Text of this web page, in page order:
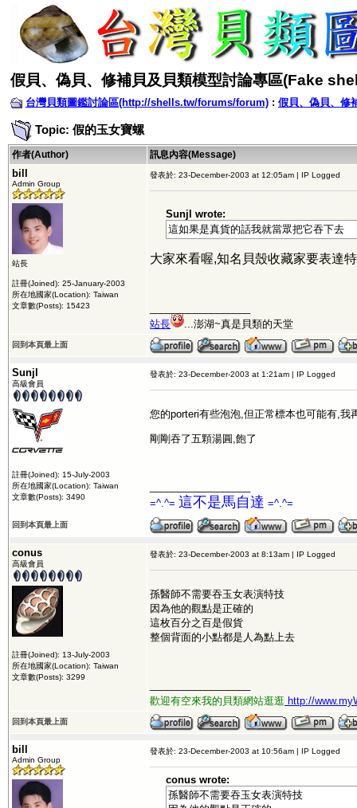
假貝、偽貝、修補貝及貝類模型討論專區(Fake
台灣貝類圖鑑討論區(http://shells.tw/forums/forum) : 假貝、偽貝、修
Topic: 假的玉女寶螺
作者(Author) 訊息內容(Message)
bill
Admin Group
站長
註冊(Joined): 25-January-2003
所在地國家(Location): Taiwan
文章數(Posts): 15423
發表於: 23-December-2003 at 12:05am | IP Logged
Sunjl wrote:
這如果是真貨的話我就當眾把它吞下去
大家來看喔,知名貝殼收藏家要表達
站長
...澎湖~真是貝類的天堂
回到本頁最上面
Sunjl
高級會員
註冊(Joined): 15-July-2003
所在地國家(Location): Taiwan
文章數(Posts): 3490
發表於: 23-December-2003 at 1:21am | IP Logged
您的porteri有些泡泡,但正常標本也可能有,
剛剛吞了五顆湯圓,飽了
=^.^= 這不是馬自達 =^.^=
回到本頁最上面
conus
高級會員
註冊(Joined): 13-July-2003
所在地國家(Location): Taiwan
文章數(Posts): 3299
發表於: 23-December-2003 at 8:13am | IP Logged
孫醫師不需要吞玉女表演特技
因為他的觀點是正確的
這枚百分之百是假貨
整個背面的小點都是人為點上去
歡迎有空來我的貝類網站逛逛 http://
回到本頁最上面
bill
Admin Group
發表於: 23-December-2003 at 10:56am | IP Logged
conus wrote:
孫醫師不需要吞玉女表演特技